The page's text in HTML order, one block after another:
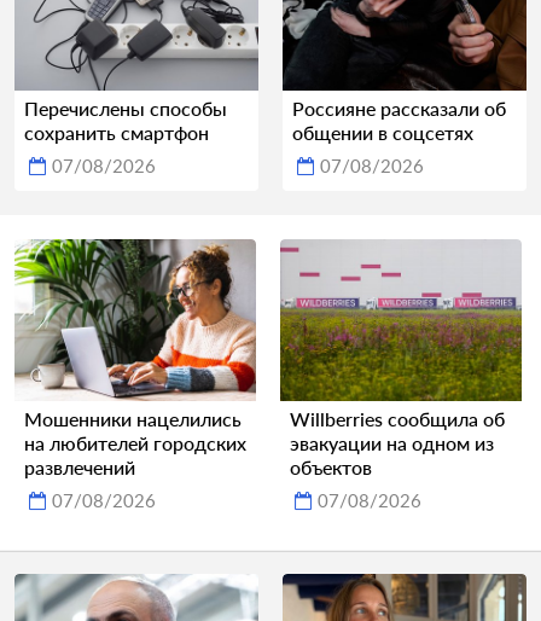
Перечислены способы
сохранить смартфон
07/08/2026
Россияне рассказали об
общении в соцсетях
07/08/2026
Мошенники нацелились
на любителей городских
развлечений
07/08/2026
Willberries сообщила об
эвакуации на одном из
объектов
07/08/2026